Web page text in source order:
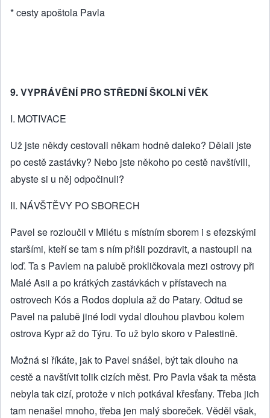
* cesty apoštola Pavla
9. VYPRÁVĚNÍ PRO STŘEDNÍ ŠKOLNÍ VĚK
I. MOTIVACE
Už jste někdy cestovali někam hodně daleko? Dělali jste
po cestě zastávky? Nebo jste někoho po cestě navštívili,
abyste si u něj odpočinuli?
II. NÁVŠTĚVY PO SBORECH
Pavel se rozloučil v Milétu s místním sborem i s efezskými
staršími, kteří se tam s ním přišli pozdravit, a nastoupil na
loď. Ta s Pavlem na palubě prokličkovala mezi ostrovy při
Malé Asii a po krátkých zastávkách v přístavech na
ostrovech Kós a Rodos doplula až do Patary. Odtud se
Pavel na palubě jiné lodi vydal dlouhou plavbou kolem
ostrova Kypr až do Týru. To už bylo skoro v Palestině.
Možná si říkáte, jak to Pavel snášel, být tak dlouho na
cestě a navštívit tolik cizích měst. Pro Pavla však ta města
nebyla tak cizí, protože v nich potkával křesťany. Třeba jich
tam nenašel mnoho, třeba jen malý sboreček. Věděl však,